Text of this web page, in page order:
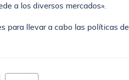
a los diversos mercados».
para llevar a cabo las políticas de